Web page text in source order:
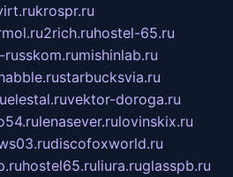
krospr.ru
2rich.ruhostel-65.ru
mishinlab.ru
starbucksvia.ru
elestal.ruvektor-doroga.ru
lenasever.rulovinskix.ru
discofoxworld.ru
hostel65.ruliura.ruglasspb.ru